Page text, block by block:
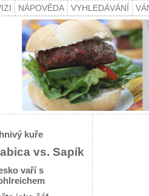
NÁPOVĚDA VYHLEDÁVÁNÍ
kuře
vs. Sapík
vaří s